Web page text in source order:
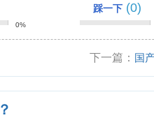
0%
踩一下 (0)
下一篇： 国
游攻略？